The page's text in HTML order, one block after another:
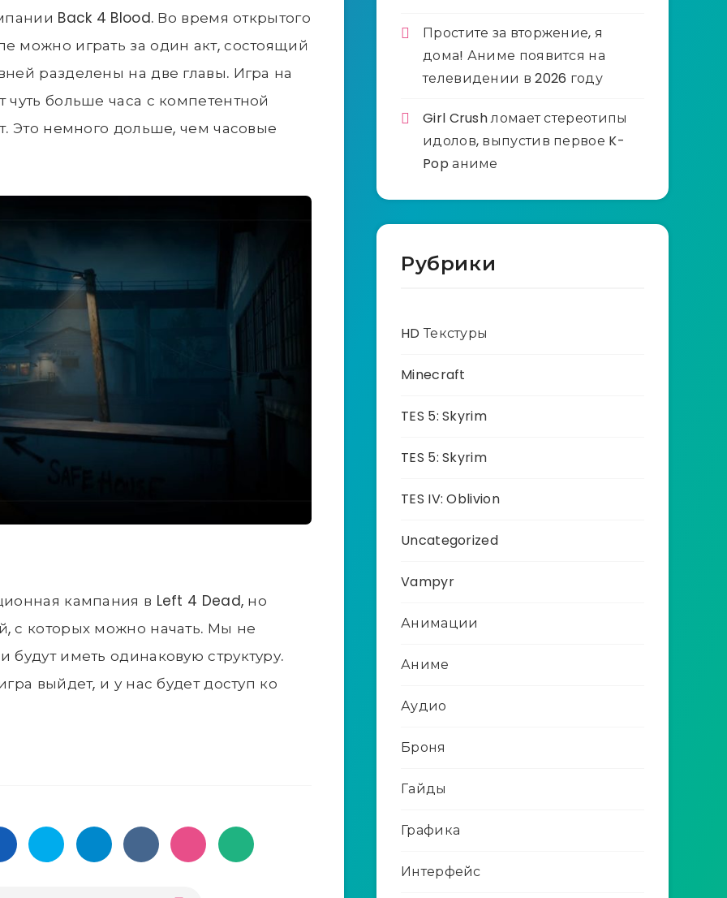
Back 4 Blood. Во время открытого
можно играть за один акт, состоящий
разделены на две главы. Игра на
больше часа с компетентной
Это немного дольше, чем часовые
кампания в Left 4 Dead, но
с которых можно начать. Мы не
иметь одинаковую структуру.
выйдет, и у нас будет доступ ко
Простите за вторжение, я
дома! Аниме появится на
телевидении в 2026 году
Girl Crush ломает стереотипы
идолов, выпустив первое K-
Pop аниме
Рубрики
HD Текстуры
Minecraft
TES 5: Skyrim
TES 5: Skyrim
TES IV: Oblivion
Uncategorized
Vampyr
Анимации
Аниме
Аудио
Броня
Гайды
Графика
Интерфейс